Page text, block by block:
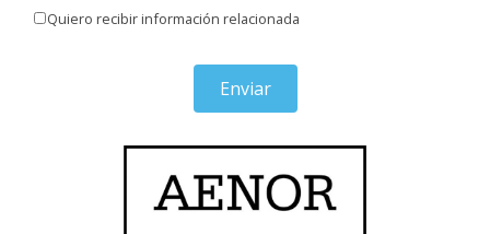
Quiero recibir información relacionada
Enviar